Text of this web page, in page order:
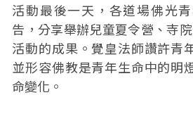
活動最後一天，各道場佛光
告，分享舉辦兒童夏令營、寺
活動的成果。覺皇法師讚許青
並形容佛教是青年生命中的明
命變化。